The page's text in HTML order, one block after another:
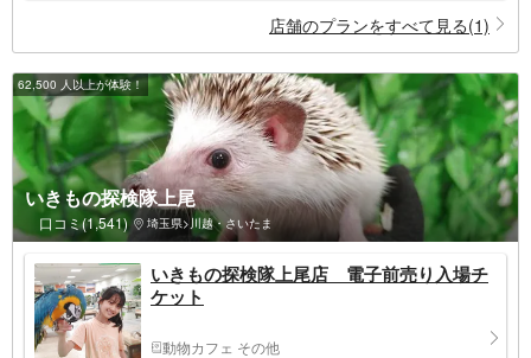
店舗のプランをすべて見る(1)
62,500 人以上が体験！
いきもの探検隊上尾
口コミ(1,541) 埼玉県>川越・さいたま
いきもの探検隊上尾店 電子前売り入場チ
ケット
動物カフェ その他